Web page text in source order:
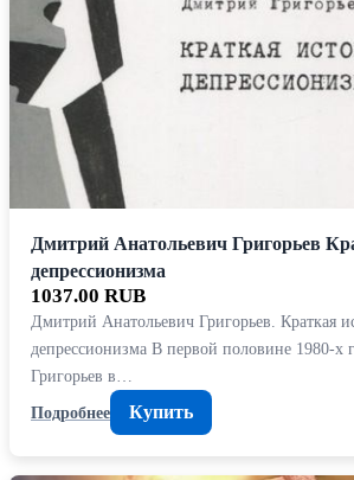
Дмитрий Анатольевич Григорьев
депрессионизма
1037.00 RUB
Дмитрий Анатольевич Григорьев. Краткая
депрессионизма В первой половине 1980-х
Григорьев в…
Подробнее
Купить